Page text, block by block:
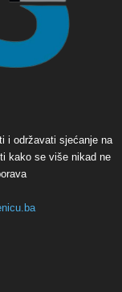
i održavati sjećanje na
kako se više nikad ne